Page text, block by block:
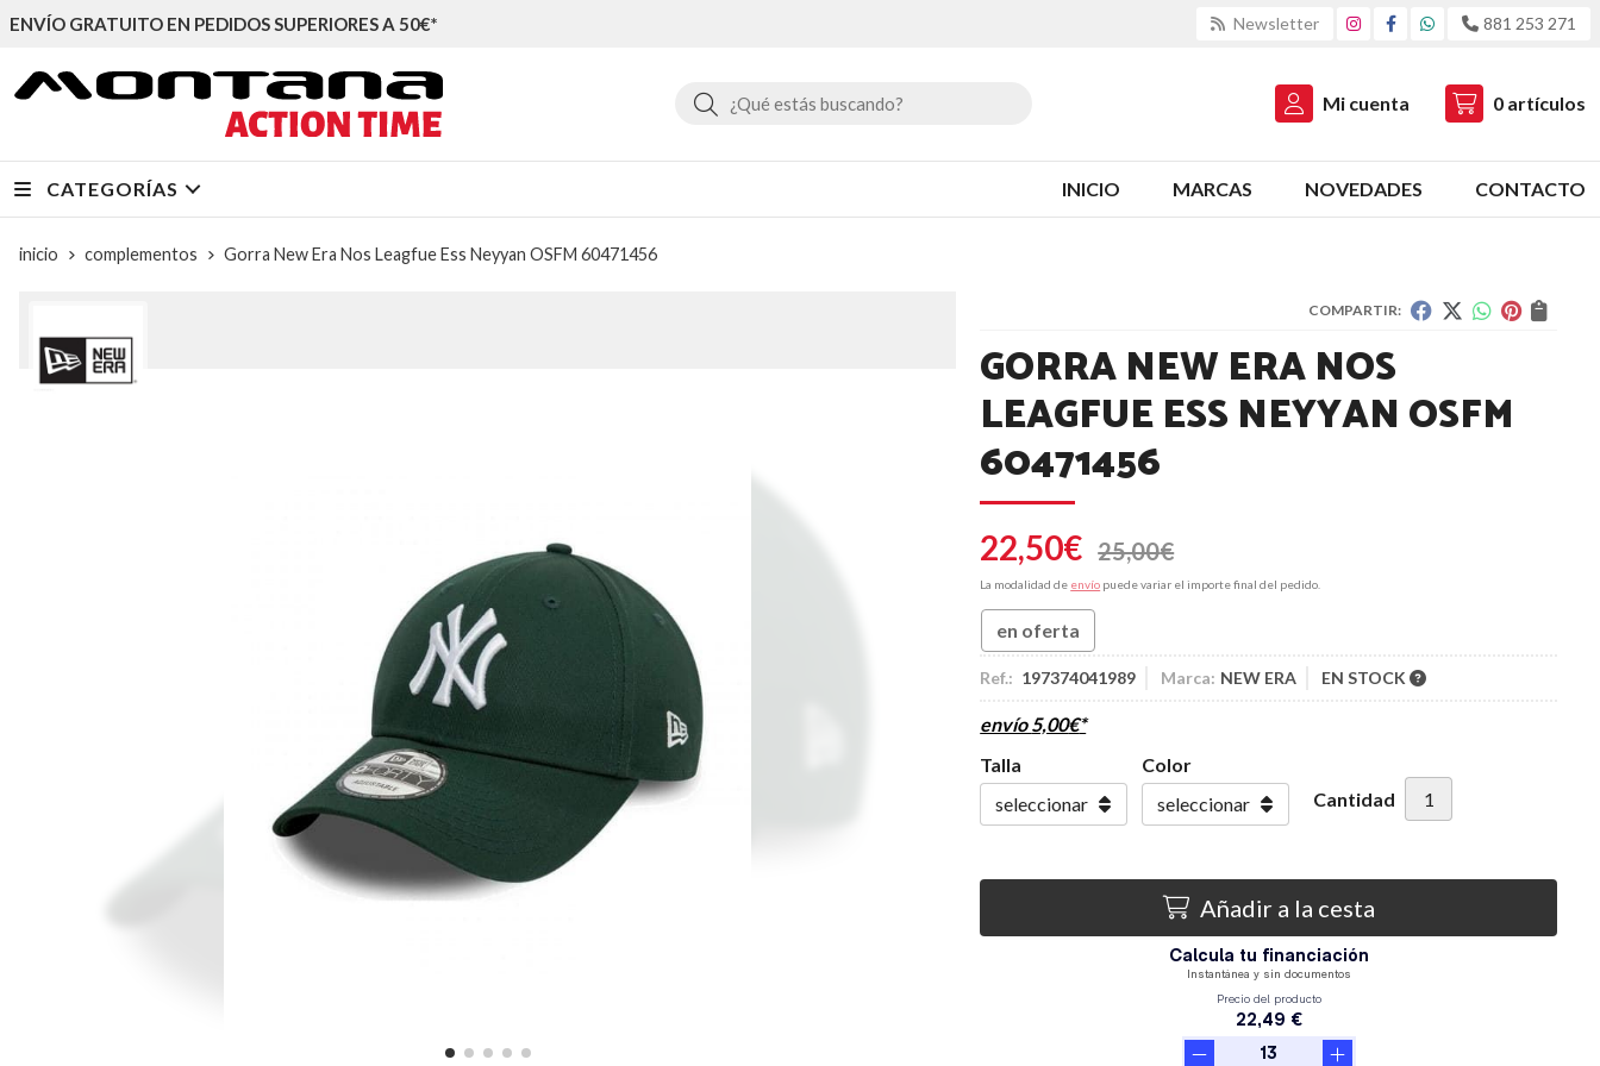
ENVÍO GRATUITO EN PEDIDOS SUPERIORES A 50€* Newsletter 881 253 271
Buscar Mi cuenta 0 artículos
CATEGORÍAS INICIO MARCAS NOVEDADES CONTACTO
inicio complementos Gorra New Era Nos Leagfue Ess Neyyan OSFM 60471456
COMPARTIR:
GORRA NEW ERA NOS
LEAGFUE ESS NEYYAN OSFM
60471456
22,50€ 25,00€
La modalidad de envío puede variar el importe final del pedido.
en oferta
Ref.: 197374041989 Marca: NEW ERA EN STOCK
envío5,00€*
Talla
Color
Cantidad
Añadir a la cesta